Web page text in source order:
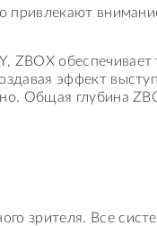
ZBOX обеспечивает
эффект
Общая глубина
зрителя. Все